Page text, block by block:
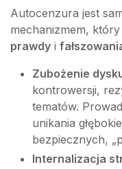
Autocenzura jest
mechanizmem,
prawdy i
Zubożenie
kontrowersji,
tematów.
unikania
bezpiecznych,
Internalizacja